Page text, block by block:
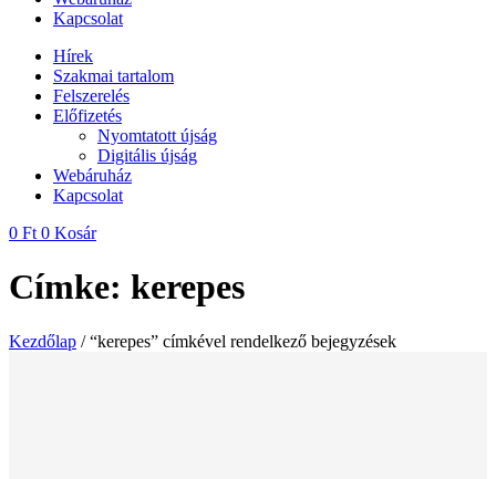
Kapcsolat
Hírek
Szakmai tartalom
Felszerelés
Előfizetés
Nyomtatott újság
Digitális újság
Webáruház
Kapcsolat
0 Ft 0 Kosár
Címke: kerepes
Kezdőlap / “kerepes” címkével rendelkező bejegyzések